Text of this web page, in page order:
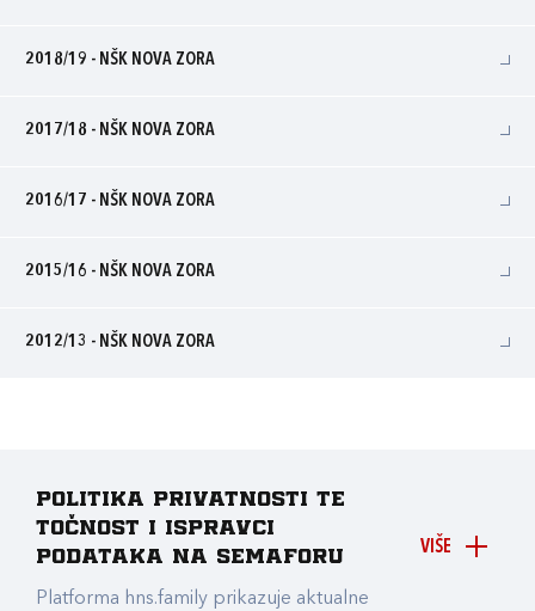
2018/19 - NŠK NOVA ZORA
2017/18 - NŠK NOVA ZORA
2016/17 - NŠK NOVA ZORA
2015/16 - NŠK NOVA ZORA
2012/13 - NŠK NOVA ZORA
VIŠE
Politika privatnosti te
točnost i ispravci
podataka na Semaforu
Platforma hns.family prikazuje aktualne